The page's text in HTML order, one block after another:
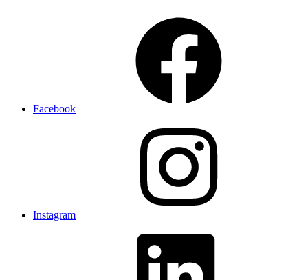
Facebook
Instagram